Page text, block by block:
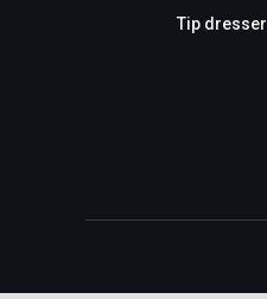
Tip dresser